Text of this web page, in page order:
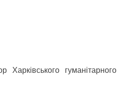
гуманітарного